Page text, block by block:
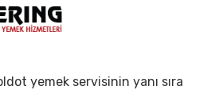
yemek servisinin yanı sıra